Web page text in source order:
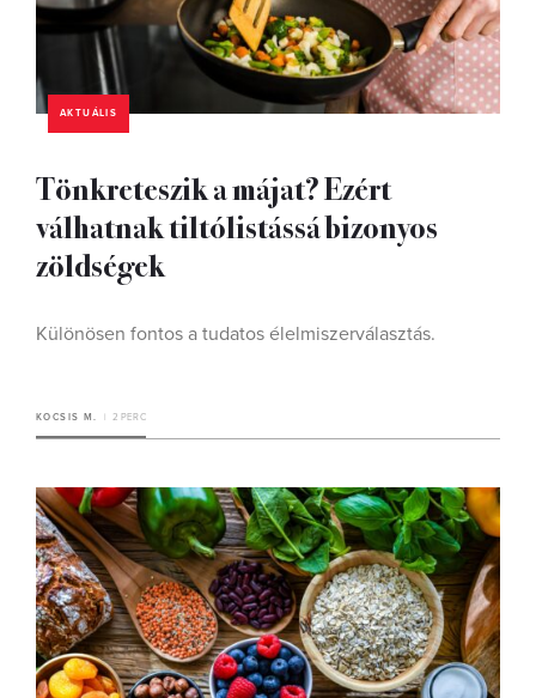
AKTUÁLIS
Tönkreteszik a májat? Ezért
válhatnak tiltólistássá bizonyos
zöldségek
Különösen fontos a tudatos élelmiszerválasztás.
KOCSIS M. 2 PERC